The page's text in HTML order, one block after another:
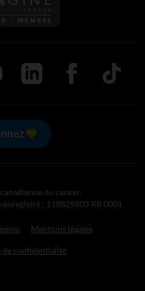
Instagram
nous sur Youtube
Suivez nous sur LinkedIn
Suivez nous sur
TikTok
du cancer.
: 118829803 RR 0001
Mentions légales
de confidentialité